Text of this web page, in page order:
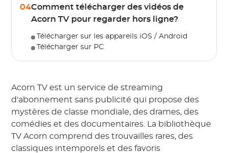
04Comment télécharger des vidéos de
Acorn TV pour regarder hors ligne?
Télécharger sur les appareils iOS / Android
Télécharger sur PC
Acorn TV est un service de streaming
d'abonnement sans publicité qui propose des
mystères de classe mondiale, des drames, des
comédies et des documentaires. La bibliothèque
TV Acorn comprend des trouvailles rares, des
classiques intemporels et des favoris